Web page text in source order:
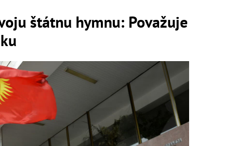
štátnu hymnu: Považuje